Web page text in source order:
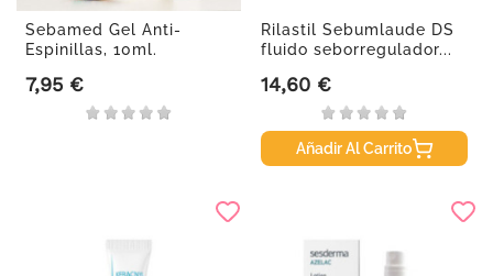
Sebamed Gel Anti-
Espinillas, 10ml.
Precio
7,95 €
Rilastil Sebumlaude DS
fluido seborregulador...
Precio
14,60 €
Añadir Al Carrito